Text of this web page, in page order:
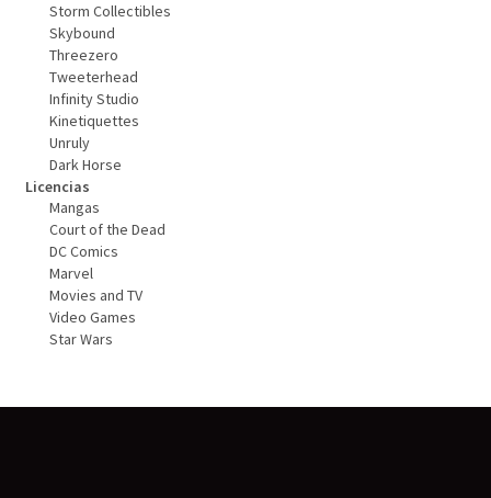
Storm Collectibles
Skybound
Threezero
Tweeterhead
Infinity Studio
Kinetiquettes
Unruly
Dark Horse
Licencias
Mangas
Court of the Dead
DC Comics
Marvel
Movies and TV
Video Games
Star Wars